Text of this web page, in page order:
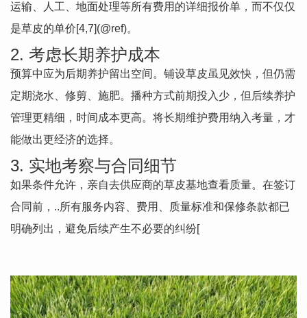
运输、人工、地面处理等所有费用的详细报价单，而不仅仅
是草皮的单价[4,7](@ref)。
2. 考虑长期养护成本
预算中应为后期养护留出空间。铺设草皮虽见效快，但仍需
定期浇水、修剪、施肥。播种方式前期投入少，但后续养护
管理更精细，时间成本更高。将长期维护费用纳入考量，才
能做出更经济的选择。
3. 实地考察与合同细节
如果条件允许，亲自去供应商的草皮基地查看质量。在签订
合同前，..所有服务内容、费用、质量标准和保修条款都已
明确列出，避免后续产生不必要的纠纷[